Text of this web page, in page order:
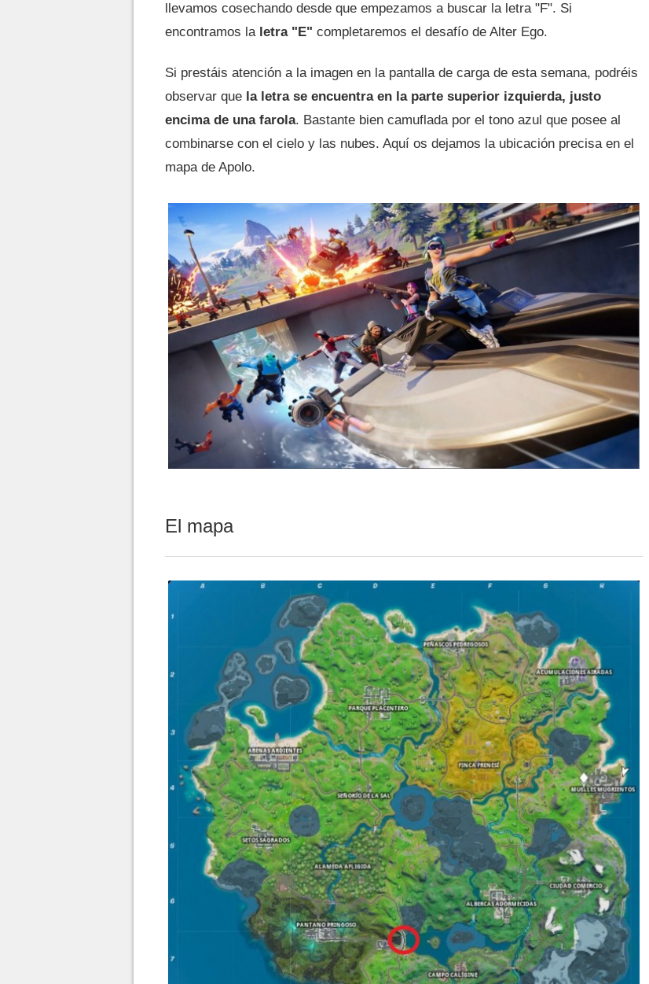
llevamos cosechando desde que empezamos a buscar la letra "F". Si
encontramos la letra "E" completaremos el desafío de Alter Ego.
Si prestáis atención a la imagen en la pantalla de carga de esta semana, podréis
observar que la letra se encuentra en la parte superior izquierda, justo
encima de una farola. Bastante bien camuflada por el tono azul que posee al
combinarse con el cielo y las nubes. Aquí os dejamos la ubicación precisa en el
mapa de Apolo.
El mapa